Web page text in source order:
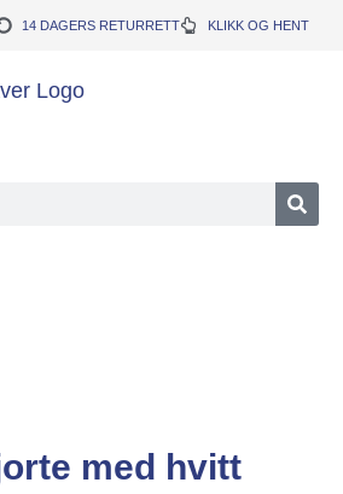
14 DAGERS RETURRETT KLIKK OG HENT
med hvitt